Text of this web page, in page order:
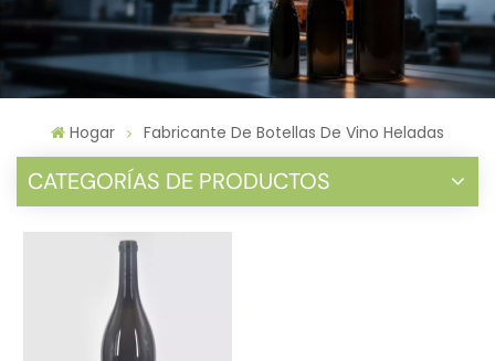
Hogar Fabricante De Botellas De Vino Heladas
CATEGORÍAS DE PRODUCTOS